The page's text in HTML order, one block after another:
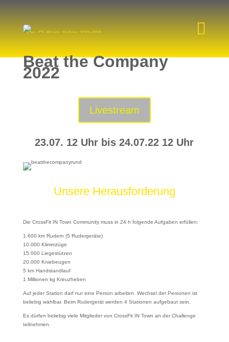

PROBETRAINING
PERSONAL TRAINING
ERNÄHRUNGSBERATUNG
Beat the Company
2022
Livestream
23.07. 12 Uhr bis 24.07.22 12 Uhr
Unsere Herausforderung
Die CrossFit IN Town Community muss in 24 h folgende Aufgaben erfüllen:
1.600 km Rudern (5 Rudergeräte)
10.000 Klimmzüge
15.000 Liegestützen
20.000 Kniebeugen
5 km Handstandlauf
1 Millionen kg Kreuzheben
Auf jeder Station darf nur eine Person arbeiten. Wechsel der Personen ist
beliebig wählbar. Beim Rudergerät werden 4 Stationen aufgebaut sein.
Es dürfen beliebig viele Mitglieder von CrossFit IN Town an der Challenge
teilnehmen.